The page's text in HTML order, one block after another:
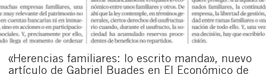
«Herencias familiares: lo escrito manda», nuevo
artículo de Gabriel Buades en El Económico de